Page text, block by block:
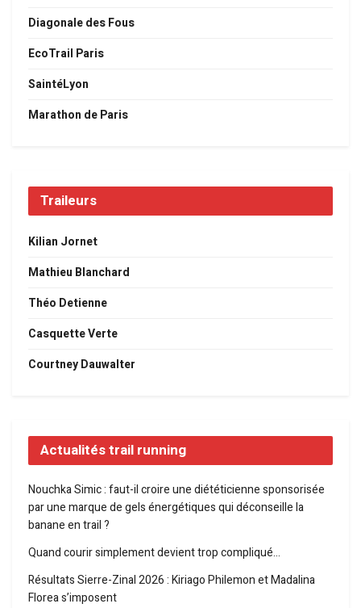
Diagonale des Fous
EcoTrail Paris
SaintéLyon
Marathon de Paris
Traileurs
Kilian Jornet
Mathieu Blanchard
Théo Detienne
Casquette Verte
Courtney Dauwalter
Actualités trail running
Nouchka Simic : faut-il croire une diététicienne sponsorisée
par une marque de gels énergétiques qui déconseille la
banane en trail ?
Quand courir simplement devient trop compliqué…
Résultats Sierre-Zinal 2026 : Kiriago Philemon et Madalina
Florea s’imposent